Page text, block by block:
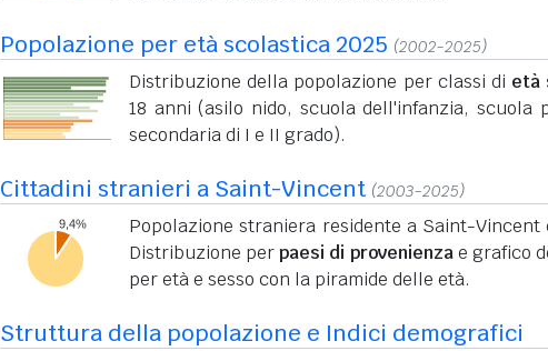
Popolazione per età scolastica 2025 (2002-2025)
Distribuzione della popolazione per classi di età
18 anni (asilo nido, scuola dell'infanzia, scuola
secondaria di I e II grado).
Cittadini stranieri a Saint-Vincent (2003-2025)
Popolazione straniera residente a Saint-Vincent
Distribuzione perpaesi di provenienzae grafico
per età e sesso con la piramide delle età.
Struttura della popolazione e Indici demografici